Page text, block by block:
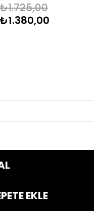
₺1.725,00
₺1.380,00